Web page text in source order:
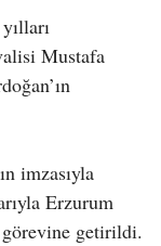
Mustafa
imzasıyla
Erzurum
getirildi.